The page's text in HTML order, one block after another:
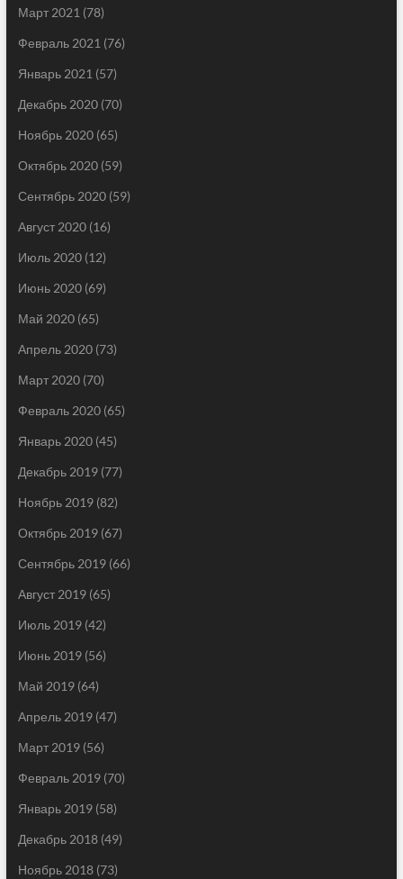
Март 2021 (78)
Февраль 2021 (76)
Январь 2021 (57)
Декабрь 2020(70)
Ноябрь 2020(65)
Октябрь 2020(59)
Сентябрь 2020(59)
Август 2020(16)
Июль 2020(12)
Июнь 2020(69)
Май 2020(65)
Апрель 2020(73)
Март 2020(70)
Февраль 2020(65)
Январь 2020(45)
Декабрь 2019(77)
Ноябрь 2019(82)
Октябрь 2019(67)
Сентябрь 2019(66)
Август 2019(65)
Июль 2019(42)
Июнь 2019(56)
Май 2019(64)
Апрель 2019(47)
Март 2019(56)
Февраль 2019(70)
Январь 2019(58)
Декабрь 2018(49)
Ноябрь 2018(73)